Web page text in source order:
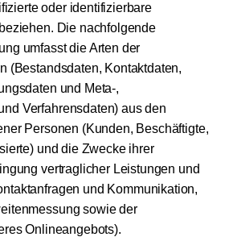
oder identifizierbare
Die nachfolgende
umfasst die Arten der
(Bestandsdaten, Kontaktdaten,
und Meta-,
Verfahrensdaten) aus den
Personen (Kunden, Beschäftigte,
und die Zwecke ihrer
vertraglicher Leistungen und
und Kommunikation,
sowie der
Onlineangebots).